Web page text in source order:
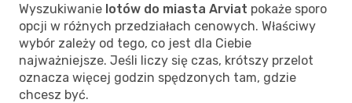
Wyszukiwanie lotów do miasta Arviat pokaże sporo
opcji w różnych przedziałach cenowych. Właściwy
wybór zależy od tego, co jest dla Ciebie
najważniejsze. Jeśli liczy się czas, krótszy przelot
oznacza więcej godzin spędzonych tam, gdzie
chcesz być.